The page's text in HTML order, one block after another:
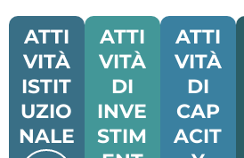
ATTI
VITÀ
ISTIT
UZIO
NALE
ATTI
VITÀ
DI
INVE
STIM
ATTI
VITÀ
DI
CAP
ACIT